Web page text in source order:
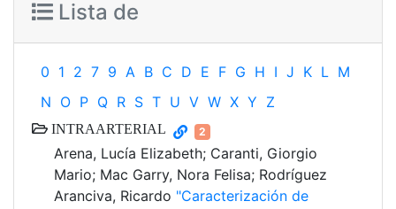
Lista de
0 1 2 7 9 A B C D E F G H I J K L M
N O P Q R S T U V W X Y Z
INTRAARTERIAL 2
Arena, Lucía Elizabeth; Caranti, Giorgio
Mario; Mac Garry, Nora Felisa; Rodríguez
Aranciva, Ricardo "Caracterización de